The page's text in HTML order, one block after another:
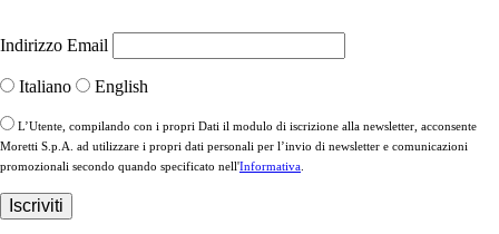
Indirizzo Email
Italiano English
L’Utente, compilando con i propri Dati il modulo di iscrizione alla newsletter, acconsente
Moretti S.p.A. ad utilizzare i propri dati personali per l’invio di newsletter e comunicazioni
promozionali secondo quando specificato nell'Informativa